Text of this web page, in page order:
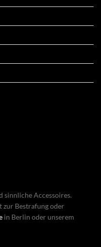
sinnliche Accessoires.
zur Bestrafung oder
in Berlin oder unserem